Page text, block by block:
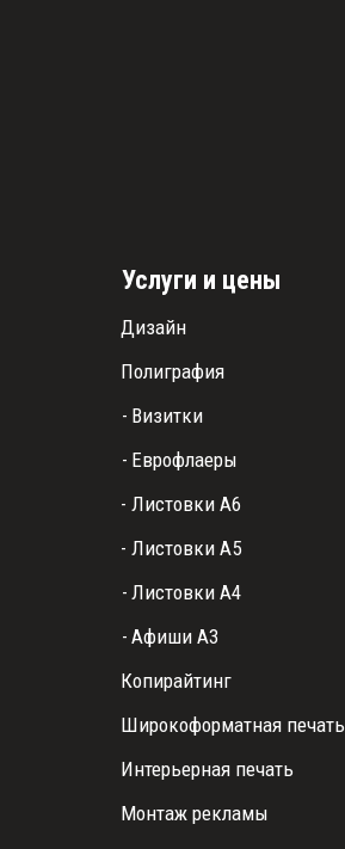
Услуги и цены
Дизайн
Полиграфия
- Визитки
- Еврофлаеры
- Листовки А6
- Листовки А5
- Листовки А4
- Афиши А3
Копирайтинг
Широкоформатная печать
Интерьерная печать
Монтаж рекламы